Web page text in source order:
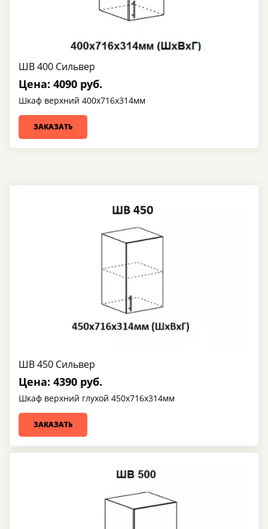
ШВ 400 Сильвер
Цена: 4090 руб.
Шкаф верхний 400х716х314мм
ЗАКАЗАТЬ
ШВ 450 Сильвер
Цена: 4390 руб.
Шкаф верхний глухой 450х716х314мм
ЗАКАЗАТЬ